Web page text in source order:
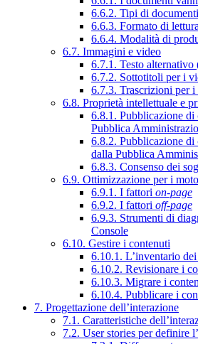
6.6.2. Tipi di documenti
6.6.3. Formato di
6.6.4. Modalità di
6.7. Immagini e video
6.7.1. Testo
6.7.2. Sottotitoli per i
6.7.3. Trascrizioni per i
6.8. Proprietà intellettuale e
6.8.1. Pubblicazione
Pubblica
6.8.2. Pubblicazione
dalla Pubblica
6.8.3. Consenso dei
6.9. Ottimizzazione per i
6.9.1. I fattori on-page
6.9.2. I fattori off-page
6.9.3. Strumenti di
Console
6.10. Gestire i contenuti
6.10.1. L’inventario
6.10.2. Revisionare i
6.10.3. Migrare i
6.10.4. Pubblicare i
7. Progettazione dell’interazione
7.1. Caratteristiche
7.2. User stories per definire